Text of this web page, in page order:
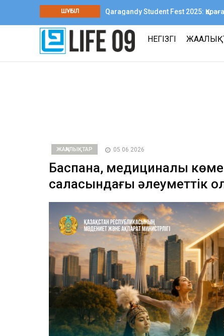
ШҰҒЫЛ
Qaragandy Student Fest 2025:
шығармашылық фестиваль өтті
НЕГІЗГІ
ЖАҢАЛЫҚТАР 05 06 2026
Баспана, медициналық
саласындағы әлеуметтік